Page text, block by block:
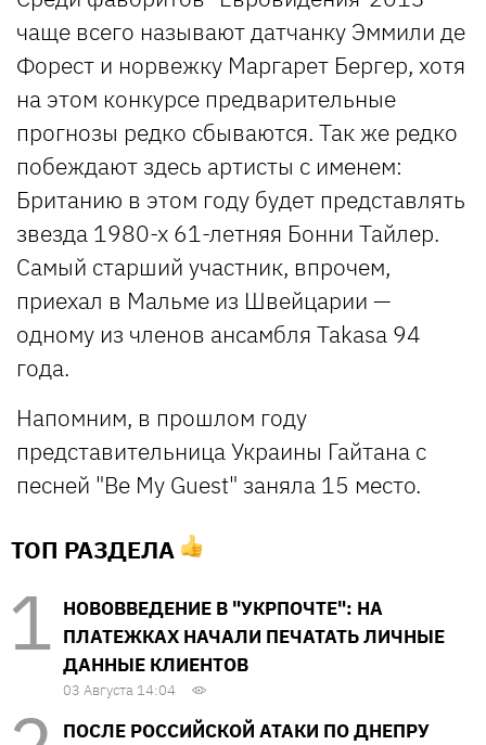
чаще всего называют датчанку Эммили де
Форест и норвежку Маргарет Бергер, хотя
на этом конкурсе предварительные
прогнозы редко сбываются. Так же редко
побеждают здесь артисты с именем:
Британию в этом году будет представлять
звезда 1980-х 61-летняя Бонни Тайлер.
Самый старший участник, впрочем,
приехал в Мальме из Швейцарии —
одному из членов ансамбля Takasa 94
года.
Напомним, в прошлом году
представительница Украины Гайтана с
песней "Be My Guest" заняла 15 место.
ТОП РАЗДЕЛА
НОВОВВЕДЕНИЕ В "УКРПОЧТЕ": НА
ПЛАТЕЖКАХ НАЧАЛИ ПЕЧАТАТЬ ЛИЧНЫЕ
ДАННЫЕ КЛИЕНТОВ
03 Августа 14:04
ПОСЛЕ РОССИЙСКОЙ АТАКИ ПО ДНЕПРУ